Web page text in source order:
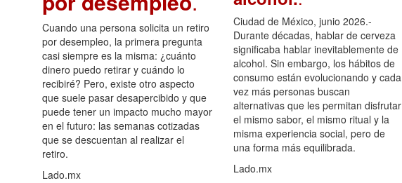
Cuando una persona solicita un retiro
por desempleo, la primera pregunta
casi siempre es la misma: ¿cuánto
dinero puedo retirar y cuándo lo
recibiré? Pero, existe otro aspecto
que suele pasar desapercibido y que
puede tener un impacto mucho mayor
en el futuro: las semanas cotizadas
que se descuentan al realizar el
retiro.
Lado.mx
Ciudad de México, junio 2026.-
Durante décadas, hablar de cerveza
significaba hablar inevitablemente de
alcohol. Sin embargo, los hábitos de
consumo están evolucionando y cada
vez más personas buscan
alternativas que les permitan disfrutar
el mismo sabor, el mismo ritual y la
misma experiencia social, pero de
una forma más equilibrada.
Lado.mx